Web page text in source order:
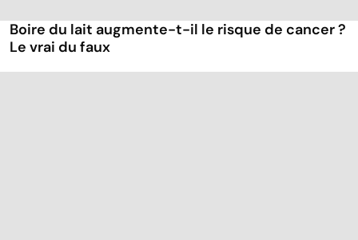
Boire du lait augmente-t-il le risque de cancer ?
Le vrai du faux